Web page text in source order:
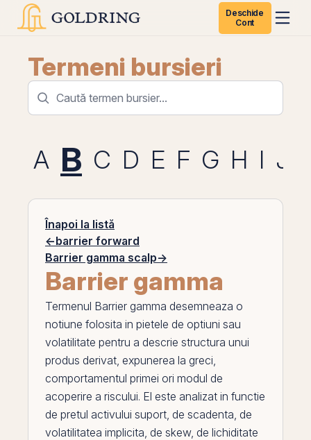
Deschide
Cont
Termeni bursieri
A B C D E F G H I J
Înapoi la listă
←barrier forward
Barrier gamma scalp→
Barrier gamma
Termenul Barrier gamma desemneaza o
notiune folosita in pietele de optiuni sau
volatilitate pentru a descrie structura unui
produs derivat, expunerea la greci,
comportamentul primei ori modul de
acoperire a riscului. El este analizat in functie
de pretul activului suport, de scadenta, de
volatilitatea implicita, de skew, de lichiditate